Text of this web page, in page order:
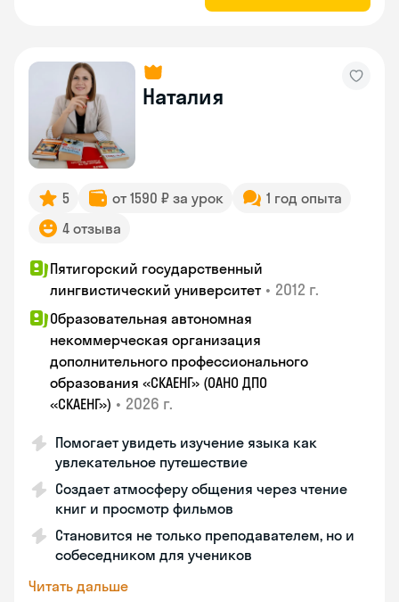
Наталия
5 от 1590 ₽ за урок
1 год опыта
4 отзыва
Пятигорский государственный
лингвистический университет • 2012 г.
Образовательная автономная
некоммерческая организация
дополнительного профессионального
образования «СКАЕНГ» (ОАНО ДПО
«СКАЕНГ») • 2026 г.
Помогает увидеть изучение языка как
увлекательное путешествие
Создает атмосферу общения через чтение
книг и просмотр фильмов
Становится не только преподавателем, но и
собеседником для учеников
Читать дальше